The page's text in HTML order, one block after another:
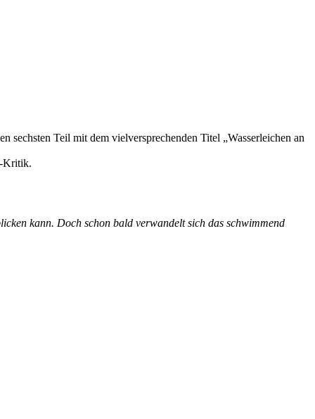
Teil mit dem vielversprechenden Titel „Wasserleichen an
Kritik.
kann. Doch schon bald verwandelt sich das schwimmend